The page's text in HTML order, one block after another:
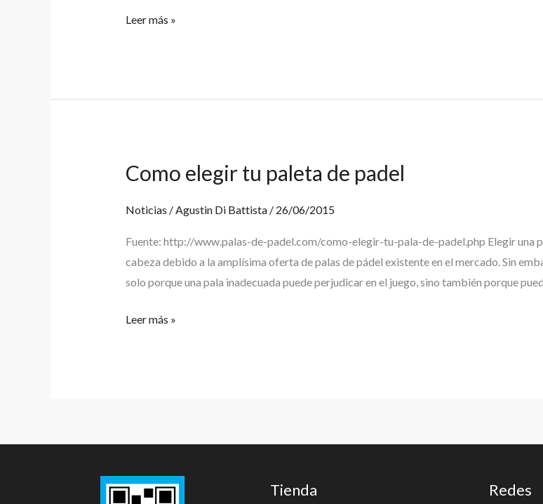
Leer más »
Como elegir tu paleta de padel
Noticias /Agustin Di Battista / 26/06/2015
Fuente: http://www.palas-de-padel.com/como-elegir-tu-pala-de-padel.php Elegir una
cabeza debido a la amplísima oferta de palas de pádel existente en el mercado. Sin
solo porque una pala inadecuada puede perjudicar en el juego, sino también porque
Como
tu
Leer más »
Tienda Redes